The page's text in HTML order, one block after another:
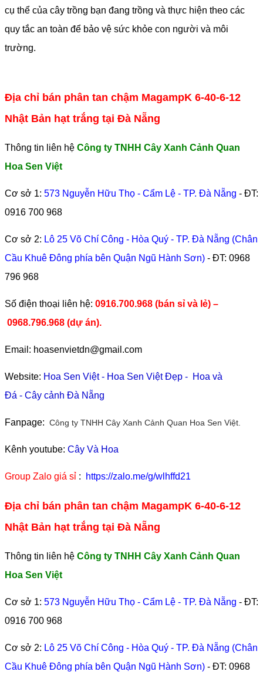
cụ thể của cây trồng bạn đang trồng và thực hiện theo các
quy tắc an toàn để bảo vệ sức khỏe con người và môi
trường.
Địa chỉ bán phân tan chậm MagampK 6-40-6-12
Nhật Bản hạt trắng tại Đà Nẵng
Thông tin liên hệ Công ty TNHH Cây Xanh Cảnh Quan
Hoa Sen Việt
Cơ sở 1: 573 Nguyễn Hữu Thọ - Cẩm Lệ - TP. Đà Nẵng - ĐT:
0916 700 968
Cơ sở 2: Lô 25 Võ Chí Công - Hòa Quý - TP. Đà Nẵng (Chân
Cầu Khuê Đông phía bên Quận Ngũ Hành Sơn) - ĐT: 0968
796 968
​Số điện thoại liên hệ: 0916.700.968 (bán sỉ và lẻ) –
0968.796.968 (dự án).
Email: hoasenvietdn@gmail.com
Website: Hoa Sen Việt- Hoa Sen Việt Đẹp - Hoa và
Đá - Cây cảnh Đà Nẵng
Fanpage: Công ty TNHH Cây Xanh Cảnh Quan Hoa Sen Việt.
Kênh youtube: Cây Và Hoa
Group Zalo giá sỉ : https://zalo.me/g/wlhffd21
Địa chỉ bán phân tan chậm MagampK 6-40-6-12
Nhật Bản hạt trắng tại Đà Nẵng
Thông tin liên hệ Công ty TNHH Cây Xanh Cảnh Quan
Hoa Sen Việt
Cơ sở 1: 573 Nguyễn Hữu Thọ - Cẩm Lệ - TP. Đà Nẵng - ĐT:
0916 700 968
Cơ sở 2: Lô 25 Võ Chí Công - Hòa Quý - TP. Đà Nẵng (Chân
Cầu Khuê Đông phía bên Quận Ngũ Hành Sơn) - ĐT: 0968